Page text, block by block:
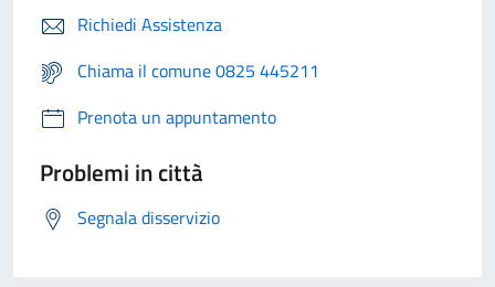
Richiedi Assistenza
Chiama il comune 0825 445211
Prenota un appuntamento
Problemi in città
Segnala disservizio